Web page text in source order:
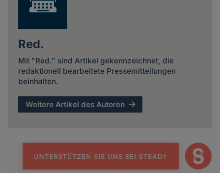
Red.
Mit "Red." sind Artikel gekennzeichnet, die
redaktionell bearbeitete Pressemitteilungen
beinhalten.
Weitere Artikel des Autoren